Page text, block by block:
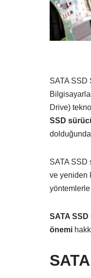
SATA SSD
Drive)
SSD
SATA SSD
ve yeniden
SATA
önemi